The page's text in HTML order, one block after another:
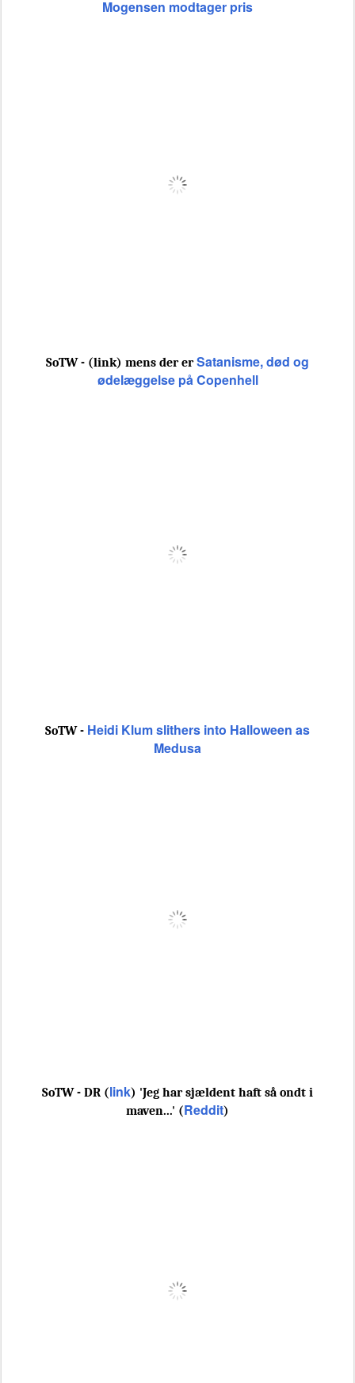
Mogensen modtager pris
SoTW - (link) mens der erSatanisme, død og
ødelæggelse på Copenhell
SoTW - Heidi Klum slithers into Halloween as
Medusa
SoTW - DR (link) 'Jeg har sjældent haft så ondt i
maven...' (Reddit)